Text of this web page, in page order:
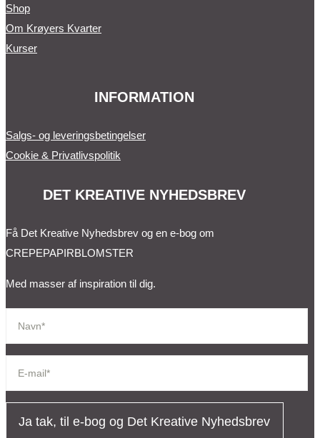
Shop
Om Krøyers Kvarter
Kurser
INFORMATION
Salgs- og leveringsbetingelser
Cookie & Privatlivspolitik
DET KREATIVE NYHEDSBREV
Få Det Kreative Nyhedsbrev og en e-bog om
CREPEPAPIRBLOMSTER
Med masser af inspiration til dig.
Ja tak, til e-bog og Det Kreative Nyhedsbrev